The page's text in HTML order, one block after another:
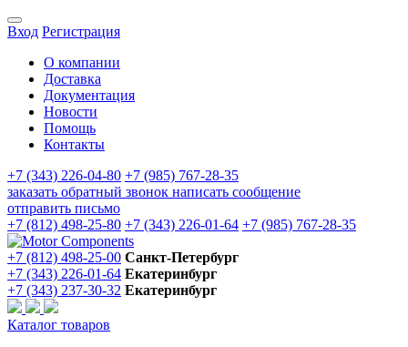
Вход Регистрация
О компании
Доставка
Документация
Новости
Помощь
Контакты
+7 (343) 226-04-80 +7 (985) 767-28-35
заказать обратный звонок написать сообщение
отправить письмо
+7 (812) 498-25-80 +7 (343) 226-01-64 +7 (985) 767-28-35
+7 (812) 498-25-00 Санкт-Петербург
+7 (343) 226-01-64 Екатеринбург
+7 (343) 237-30-32 Екатеринбург
Каталог товаров